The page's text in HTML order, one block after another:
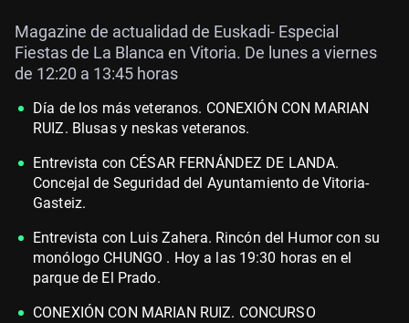
Magazine de actualidad de Euskadi- Especial
Fiestas de La Blanca en Vitoria. De lunes a viernes
de 12:20 a 13:45 horas
Día de los más veteranos. CONEXIÓN CON MARIAN
RUIZ. Blusas y neskas veteranos.
Entrevista con CÉSAR FERNÁNDEZ DE LANDA.
Concejal de Seguridad del Ayuntamiento de Vitoria-
Gasteiz.
Entrevista con Luis Zahera. Rincón del Humor con su
monólogo CHUNGO . Hoy a las 19:30 horas en el
parque de El Prado.
CONEXIÓN CON MARIAN RUIZ. CONCURSO